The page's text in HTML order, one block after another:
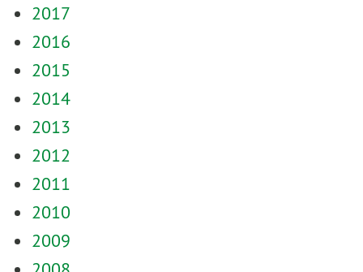
2017
2016
2015
2014
2013
2012
2011
2010
2009